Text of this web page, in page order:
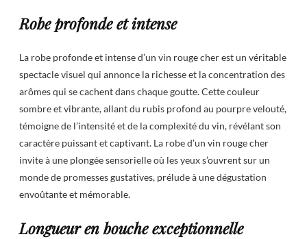
Robe profonde et intense
La robe profonde et intense d’un vin rouge cher est un véritable
spectacle visuel qui annonce la richesse et la concentration des
arômes qui se cachent dans chaque goutte. Cette couleur
sombre et vibrante, allant du rubis profond au pourpre velouté,
témoigne de l’intensité et de la complexité du vin, révélant son
caractère puissant et captivant. La robe d’un vin rouge cher
invite à une plongée sensorielle où les yeux s’ouvrent sur un
monde de promesses gustatives, prélude à une dégustation
envoûtante et mémorable.
Longueur en bouche exceptionnelle